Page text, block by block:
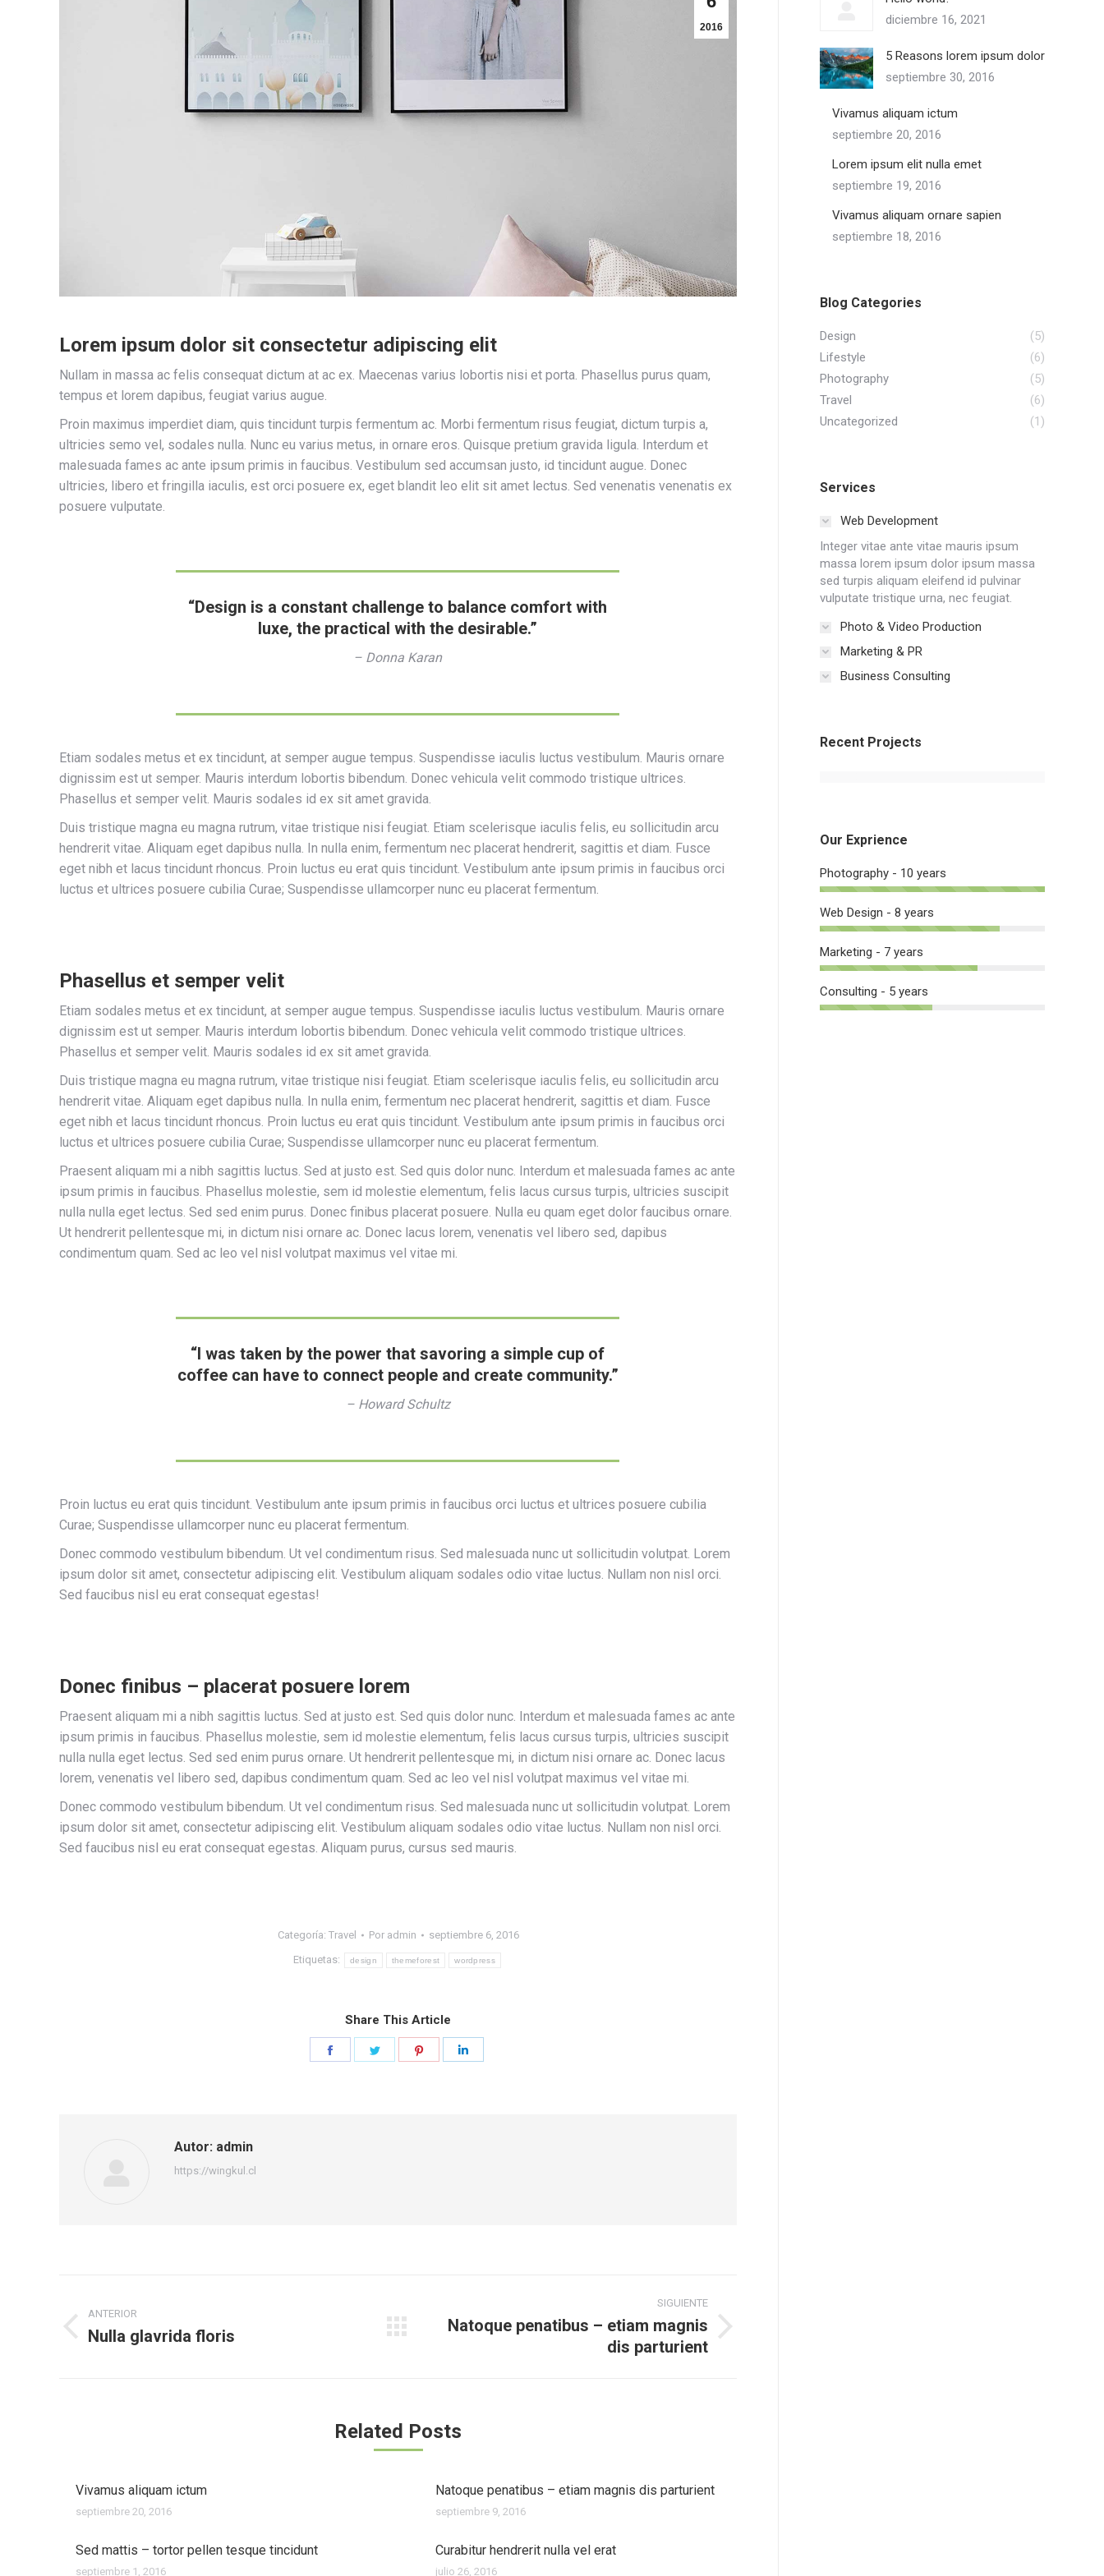
2016
Lorem ipsum dolor sit consectetur adipiscing elit
Nullam in massa ac felis consequat dictum at ac ex. Maecenas varius lobortis nisi et porta. Phasellus purus quam,
tempus et lorem dapibus, feugiat varius augue.
Proin maximus imperdiet diam, quis tincidunt turpis fermentum ac. Morbi fermentum risus feugiat, dictum turpis a,
ultricies semo vel, sodales nulla. Nunc eu varius metus, in ornare eros. Quisque pretium gravida ligula. Interdum et
malesuada fames ac ante ipsum primis in faucibus. Vestibulum sed accumsan justo, id tincidunt augue. Donec
ultricies, libero et fringilla iaculis, est orci posuere ex, eget blandit leo elit sit amet lectus. Sed venenatis venenatis ex
posuere vulputate.
“Design is a constant challenge to balance comfort with
luxe, the practical with the desirable.”
– Donna Karan
Etiam sodales metus et ex tincidunt, at semper augue tempus. Suspendisse iaculis luctus vestibulum. Mauris ornare
dignissim est ut semper. Mauris interdum lobortis bibendum. Donec vehicula velit commodo tristique ultrices.
Phasellus et semper velit. Mauris sodales id ex sit amet gravida.
Duis tristique magna eu magna rutrum, vitae tristique nisi feugiat. Etiam scelerisque iaculis felis, eu sollicitudin arcu
hendrerit vitae. Aliquam eget dapibus nulla. In nulla enim, fermentum nec placerat hendrerit, sagittis et diam. Fusce
eget nibh et lacus tincidunt rhoncus. Proin luctus eu erat quis tincidunt. Vestibulum ante ipsum primis in faucibus orci
luctus et ultrices posuere cubilia Curae; Suspendisse ullamcorper nunc eu placerat fermentum.
Phasellus et semper velit
Etiam sodales metus et ex tincidunt, at semper augue tempus. Suspendisse iaculis luctus vestibulum. Mauris ornare
dignissim est ut semper. Mauris interdum lobortis bibendum. Donec vehicula velit commodo tristique ultrices.
Phasellus et semper velit. Mauris sodales id ex sit amet gravida.
Duis tristique magna eu magna rutrum, vitae tristique nisi feugiat. Etiam scelerisque iaculis felis, eu sollicitudin arcu
hendrerit vitae. Aliquam eget dapibus nulla. In nulla enim, fermentum nec placerat hendrerit, sagittis et diam. Fusce
eget nibh et lacus tincidunt rhoncus. Proin luctus eu erat quis tincidunt. Vestibulum ante ipsum primis in faucibus orci
luctus et ultrices posuere cubilia Curae; Suspendisse ullamcorper nunc eu placerat fermentum.
Praesent aliquam mi a nibh sagittis luctus. Sed at justo est. Sed quis dolor nunc. Interdum et malesuada fames ac ante
ipsum primis in faucibus. Phasellus molestie, sem id molestie elementum, felis lacus cursus turpis, ultricies suscipit
nulla nulla eget lectus. Sed sed enim purus. Donec finibus placerat posuere. Nulla eu quam eget dolor faucibus ornare.
Ut hendrerit pellentesque mi, in dictum nisi ornare ac. Donec lacus lorem, venenatis vel libero sed, dapibus
condimentum quam. Sed ac leo vel nisl volutpat maximus vel vitae mi.
“I was taken by the power that savoring a simple cup of
coffee can have to connect people and create community.”
– Howard Schultz
Proin luctus eu erat quis tincidunt. Vestibulum ante ipsum primis in faucibus orci luctus et ultrices posuere cubilia
Curae; Suspendisse ullamcorper nunc eu placerat fermentum.
Donec commodo vestibulum bibendum. Ut vel condimentum risus. Sed malesuada nunc ut sollicitudin volutpat. Lorem
ipsum dolor sit amet, consectetur adipiscing elit. Vestibulum aliquam sodales odio vitae luctus. Nullam non nisl orci.
Sed faucibus nisl eu erat consequat egestas!
Donec finibus – placerat posuere lorem
Praesent aliquam mi a nibh sagittis luctus. Sed at justo est. Sed quis dolor nunc. Interdum et malesuada fames ac ante
ipsum primis in faucibus. Phasellus molestie, sem id molestie elementum, felis lacus cursus turpis, ultricies suscipit
nulla nulla eget lectus. Sed sed enim purus ornare. Ut hendrerit pellentesque mi, in dictum nisi ornare ac. Donec lacus
lorem, venenatis vel libero sed, dapibus condimentum quam. Sed ac leo vel nisl volutpat maximus vel vitae mi.
Donec commodo vestibulum bibendum. Ut vel condimentum risus. Sed malesuada nunc ut sollicitudin volutpat. Lorem
ipsum dolor sit amet, consectetur adipiscing elit. Vestibulum aliquam sodales odio vitae luctus. Nullam non nisl orci.
Sed faucibus nisl eu erat consequat egestas. Aliquam purus, cursus sed mauris.
Categoría: Travel Por admin septiembre 6, 2016
Etiquetas: design themeforest wordpress
Share This Article
Share
Autor: admin
https://wingkul.cl
entre
publicaciones
ANTERIOR
Publicación
Nulla glavrida floris
SIGUIENTE
Publicación
Natoque penatibus – etiam magnis
dis parturient
Related Posts
Vivamus aliquam ictum
septiembre 20, 2016
Natoque penatibus – etiam magnis dis parturient
septiembre 9, 2016
Sed mattis – tortor pellen tesque tincidunt
septiembre 1, 2016
Curabitur hendrerit nulla vel erat
julio 26, 2016
diciembre 16, 2021
5 Reasons lorem ipsum dolor
septiembre 30, 2016
Vivamus aliquam ictum
septiembre 20, 2016
Lorem ipsum elit nulla emet
septiembre 19, 2016
Vivamus aliquam ornare sapien
septiembre 18, 2016
Blog Categories
Design
(5)
Lifestyle
(6)
Photography
(5)
Travel
(6)
Uncategorized
(1)
Services
Web Development
Integer vitae ante vitae mauris ipsum
massa lorem ipsum dolor ipsum massa
sed turpis aliquam eleifend id pulvinar
vulputate tristique urna, nec feugiat.
Photo & Video Production
Marketing & PR
Business Consulting
Recent Projects
Our Exprience
Photography - 10 years
Web Design - 8 years
Marketing - 7 years
Consulting - 5 years